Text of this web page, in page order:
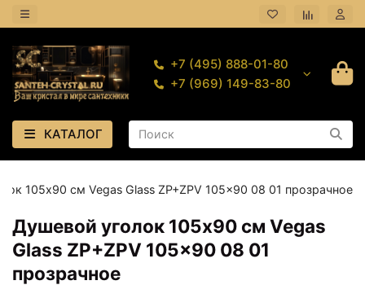
+7 (495) 888-01-80
+7 (969) 149-83-80
КАТАЛОГ
105х90 см Vegas Glass ZP+ZPV 105x90 08 01 прозрачное
Душевой уголок 105х90 см Vegas
Glass ZP+ZPV 105x90 08 01
прозрачное